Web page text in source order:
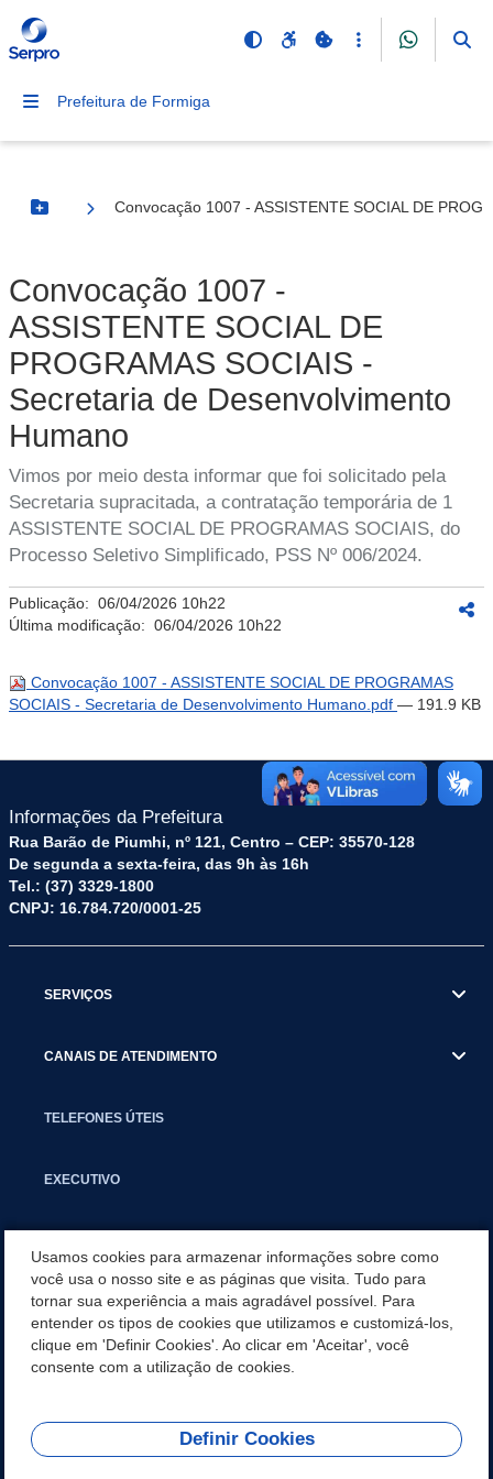
Prefeitura de Formiga
Botão Menu
Convocação 1007 - ASSISTENTE SOCIAL DE
Convocação 1007 -
ASSISTENTE SOCIAL DE
PROGRAMAS SOCIAIS -
Secretaria de Desenvolvimento
Humano
Vimos por meio desta informar que foi solicitado pela
Secretaria supracitada, a contratação temporária de 1
ASSISTENTE SOCIAL DE PROGRAMAS SOCIAIS, do
Processo Seletivo Simplificado, PSS Nº 006/2024.
Publicação: 06/04/2026 10h22
Última modificação: 06/04/2026 10h22
Convocação 1007 - ASSISTENTE SOCIAL DE PROGRAMAS
SOCIAIS - Secretaria de Desenvolvimento Humano.pdf — 191.9 KB
Informações da Prefeitura
Rua Barão de Piumhi, nº 121, Centro – CEP: 35570-128
De segunda a sexta-feira, das 9h às 16h
Tel.: (37) 3329-1800
CNPJ: 16.784.720/0001-25
SERVIÇOS
CANAIS DE ATENDIMENTO
TELEFONES ÚTEIS
EXECUTIVO
APLICATIVO
SECRETARIAS
REDES SOCIAIS
Usamos cookies para armazenar informações sobre como
você usa o nosso site e as páginas que visita. Tudo para
tornar sua experiência a mais agradável possível. Para
entender os tipos de cookies que utilizamos e customizá-los,
clique em 'Definir Cookies'. Ao clicar em 'Aceitar', você
consente com a utilização de cookies.
Definir Cookies